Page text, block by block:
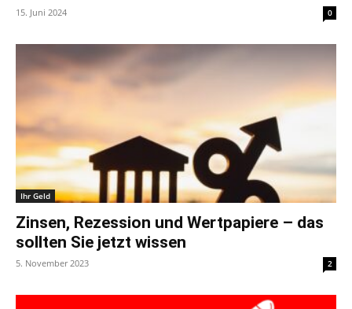
15. Juni 2024 0
Ihr Geld
Zinsen, Rezession und Wertpapiere – das
sollten Sie jetzt wissen
5. November 2023 2